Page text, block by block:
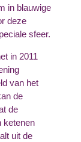
in blauwige
deze
sfeer.
in 2011
van het
de
de
ketenen
uit de